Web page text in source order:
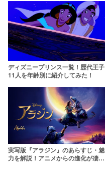
ディズニープリンス一覧！歴代王子
11人を年齢別に紹介してみた！
実写版『アラジン』のあらすじ・魅
力を解説！アニメからの進化が凄